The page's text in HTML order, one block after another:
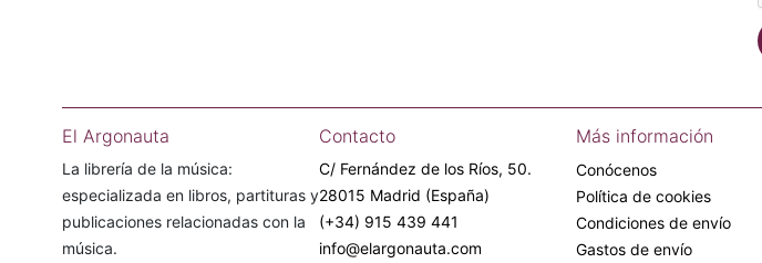
El Argonauta
La librería de la música:
especializada en libros, partituras y
publicaciones relacionadas con la
música.
Contacto
C/ Fernández de los Ríos, 50.
28015 Madrid (España)
(+34) 915 439 441
info@elargonauta.com
Más información
Conócenos
Política de cookies
Condiciones de envío
Gastos de envío